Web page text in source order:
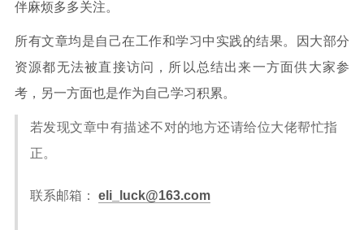
脚本分享
实用工具
镜像源速配
分类
免责声明
站点留言板
关于
伴麻烦多多关注。
所有文章均是自己在工作和学习中实践的结果。因大部分
资源都无法被直接访问，所以总结出来一方面供大家参
考，另一方面也是作为自己学习积累。
若发现文章中有描述不对的地方还请给位大佬帮忙指
正。
联系邮箱： eli_luck@163.com